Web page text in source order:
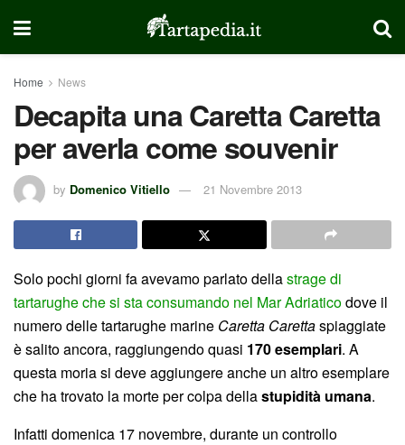
Home News
Decapita una Caretta Caretta
per averla come souvenir
by Domenico Vitiello 21 Novembre 2013
Solo pochi giorni fa avevamo parlato dellastrage di
tartarughe che si sta consumando nel Mar Adriaticodove il
numero delle tartarughe marine Caretta Carettaspiaggiate
è salito ancora, raggiungendo quasi 170 esemplari. A
questa moria si deve aggiungere anche un altro esemplare
che ha trovato la morte per colpa dellastupidità umana.
Infatti domenica 17 novembre, durante un controllo